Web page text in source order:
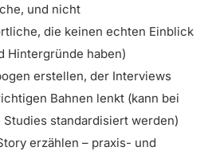
und nicht
die keinen echten Einblick
Hintergründe haben)
erstellen, der Interviews
Bahnen lenkt (kann bei
Studies standardisiert werden)
erzählen – praxis- und